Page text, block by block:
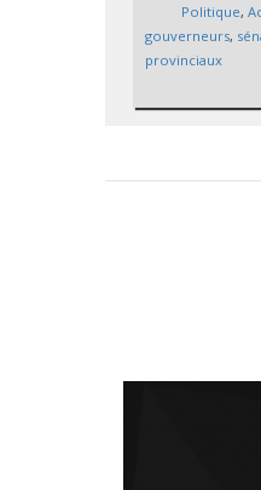
Politique,
gouverneurs,
provinciaux